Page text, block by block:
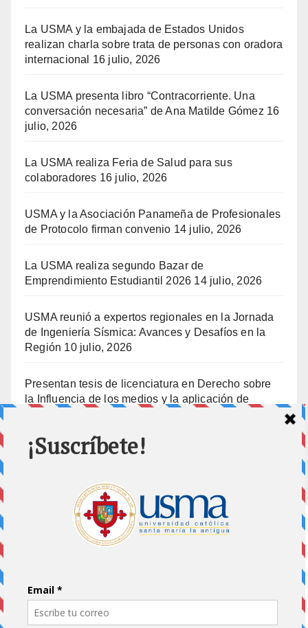
La USMA y la embajada de Estados Unidos
realizan charla sobre trata de personas con oradora
internacional
16 julio, 2026
La USMA presenta libro “Contracorriente. Una
conversación necesaria” de Ana Matilde Gómez 16
julio, 2026
La USMA realiza Feria de Salud para sus
colaboradores 16 julio, 2026
USMA y la Asociación Panameña de Profesionales
de Protocolo firman convenio 14 julio, 2026
La USMA realiza segundo Bazar de
Emprendimiento Estudiantil 2026 14 julio, 2026
USMA reunió a expertos regionales en la Jornada
de Ingeniería Sísmica: Avances y Desafíos en la
Región 10 julio, 2026
Presentan tesis de licenciatura en Derecho sobre
la Influencia de los medios y la aplicación de